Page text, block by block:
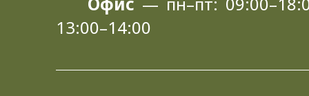
13:00–14:00